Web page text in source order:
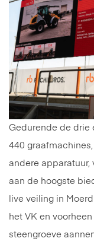
Gedurende de drie
440
andere apparatuur,
aan de hoogste
live veiling in
het VK en
steengroeve